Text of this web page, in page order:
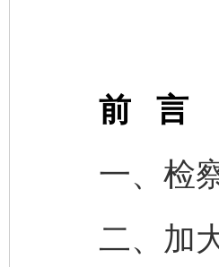
前 言
一、检察
二、加大